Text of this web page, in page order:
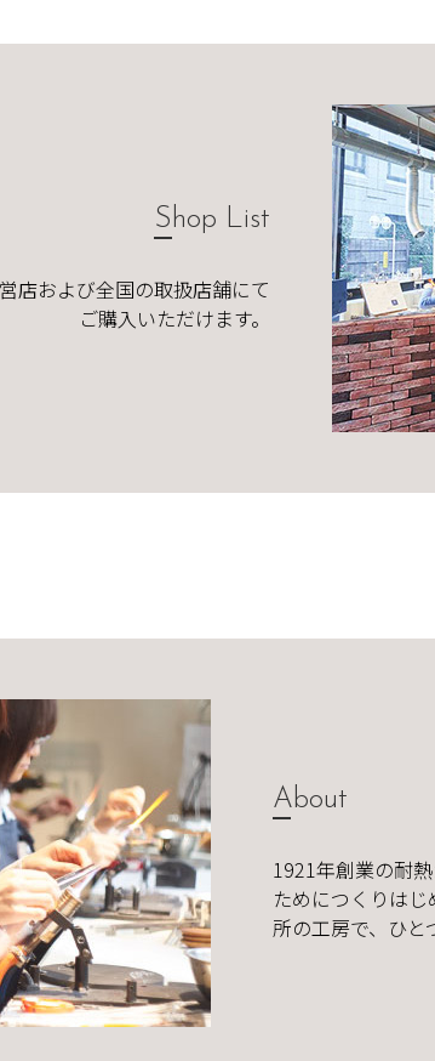
Shop List
店および全国の取扱店舗にて
ご購入いただけます。
About
1921年創業の耐
ためにつくりは
所の工房で、ひと